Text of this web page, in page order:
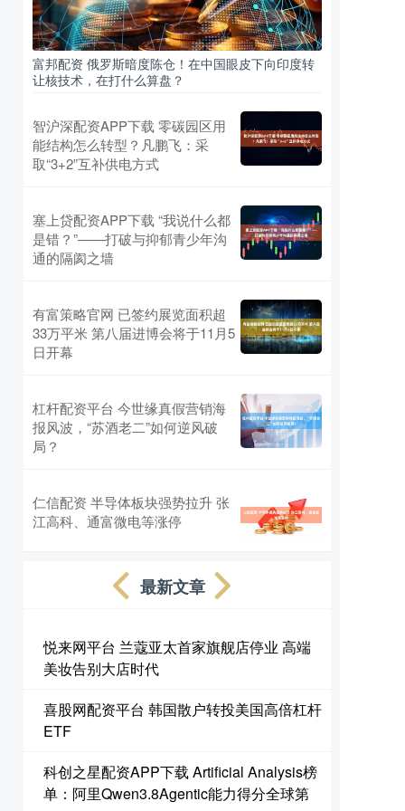
富邦配资 俄罗斯暗度陈仓！在中国眼皮下向印度转
让核技术，在打什么算盘？
智沪深配资APP下载 零碳园区用
能结构怎么转型？凡鹏飞：采
取“3+2”互补供电方式
塞上贷配资APP下载 “我说什么都
是错？”——打破与抑郁青少年沟
通的隔阂之墙
有富策略官网 已签约展览面积超
33万平米 第八届进博会将于11月5
日开幕
杠杆配资平台 今世缘真假营销海
报风波，“苏酒老二”如何逆风破
局？
仁信配资 半导体板块强势拉升 张
江高科、通富微电等涨停
最新文章
悦来网平台 兰蔻亚太首家旗舰店停业 高端
美妆告别大店时代
喜股网配资平台 韩国散户转投美国高倍杠杆
ETF
科创之星配资APP下载 Artificial Analysis榜
单：阿里Qwen3.8Agentic能力得分全球第